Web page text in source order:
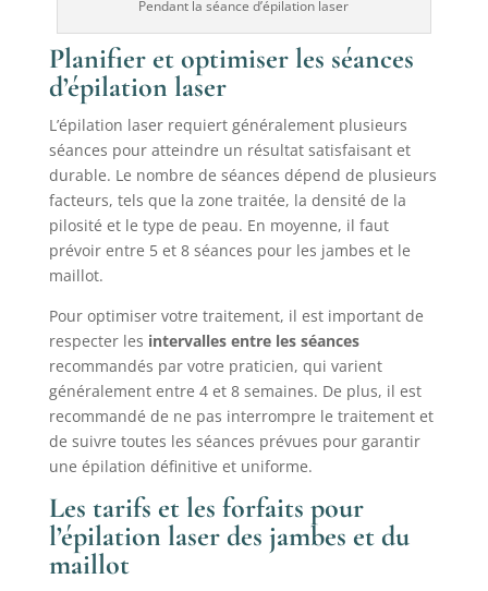
Pendant la séance d’épilation laser
Planifier et optimiser les séances
d’épilation laser
L’épilation laser requiert généralement plusieurs
séances pour atteindre un résultat satisfaisant et
durable. Le nombre de séances dépend de plusieurs
facteurs, tels que la zone traitée, la densité de la
pilosité et le type de peau. En moyenne, il faut
prévoir entre 5 et 8 séances pour les jambes et le
maillot.
Pour optimiser votre traitement, il est important de
respecter les intervalles entre les séances
recommandés par votre praticien, qui varient
généralement entre 4 et 8 semaines. De plus, il est
recommandé de ne pas interrompre le traitement et
de suivre toutes les séances prévues pour garantir
une épilation définitive et uniforme.
Les tarifs et les forfaits pour
l’épilation laser des jambes et du
maillot